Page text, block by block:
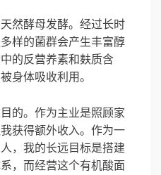
然酵母发酵。经过长时
样的菌群会产生丰富醇
的反营养素和麸质含
身体吸收利用。
的。作为主业是照顾家
获得额外收入。作为一
，我的长远目标是搭建
，而经营这个有机酸面